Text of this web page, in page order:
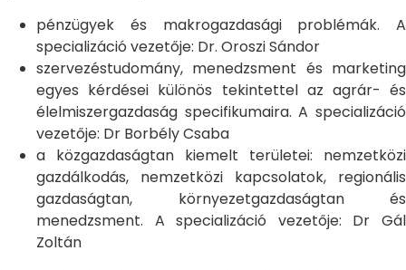
pénzügyek és makrogazdasági problémák. A
specializáció vezetője: Dr. Oroszi Sándor
szervezéstudomány, menedzsment és marketing
egyes kérdései különös tekintettel az agrár- és
élelmiszergazdaság specifikumaira. A specializáció
vezetője: Dr Borbély Csaba
a közgazdaságtan kiemelt területei: nemzetközi
gazdálkodás, nemzetközi kapcsolatok, regionális
gazdaságtan, környezetgazdaságtan és
menedzsment. A specializáció vezetője: Dr Gál
Zoltán